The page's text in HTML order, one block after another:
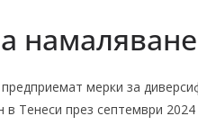
мерки за
Тенеси през септември 2024